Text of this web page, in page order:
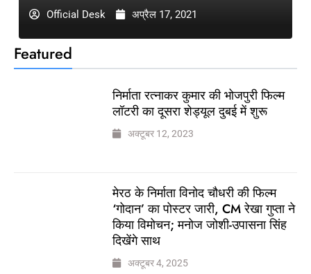
Featured
निर्माता रत्नाकर कुमार की भोजपुरी फिल्म
लॉटरी का दूसरा शेड्यूल दुबई में शुरू
अक्टूबर 12, 2023
मेरठ के निर्माता विनोद चौधरी की फिल्म
‘गोदान’ का पोस्टर जारी, CM रेखा गुप्ता ने
किया विमोचन; मनोज जोशी-उपासना सिंह
दिखेंगे साथ
अक्टूबर 4, 2025
Official Desk अप्रैल 17, 2021